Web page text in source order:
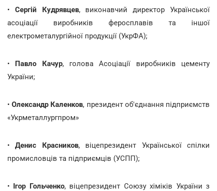
• Сергій Кудрявцев, виконавчий директор Української
асоціації виробників феросплавів та іншої
електрометалургійної продукції (УкрФА);
• Павло Качур, голова Асоціації виробників цементу
України;
•Олександр Каленков, президент об'єднання підприємств
«Укрметаллургпром»
•Денис Красников, віцепрезидент Української спілки
промисловців та підприємців (УСПП);
• Ігор Гольченко, віцепрезидент Союзу хіміків України з